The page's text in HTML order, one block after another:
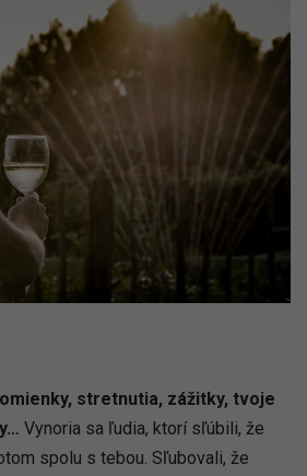
stretnutia, zážitky, tvoje
Vynoria sa ľudia, ktorí sľúbili, že
spolu s tebou. Sľubovali, že